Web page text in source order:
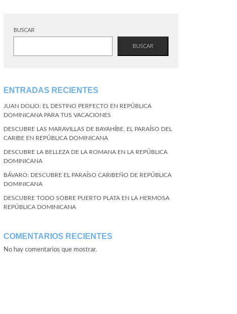
BUSCAR
BUSCAR
ENTRADAS RECIENTES
JUAN DOLIO: EL DESTINO PERFECTO EN REPÚBLICA
DOMINICANA PARA TUS VACACIONES
DESCUBRE LAS MARAVILLAS DE BAYAHÍBE, EL PARAÍSO DEL
CARIBE EN REPÚBLICA DOMINICANA
DESCUBRE LA BELLEZA DE LA ROMANA EN LA REPÚBLICA
DOMINICANA
BÁVARO: DESCUBRE EL PARAÍSO CARIBEÑO DE REPÚBLICA
DOMINICANA
DESCUBRE TODO SOBRE PUERTO PLATA EN LA HERMOSA
REPÚBLICA DOMINICANA
COMENTARIOS RECIENTES
No hay comentarios que mostrar.